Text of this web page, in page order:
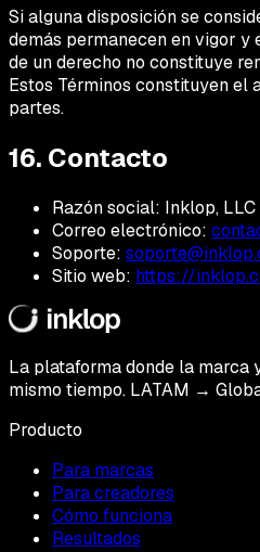
Si alguna disposición se
demás permanecen en vigor y
de un derecho no constituye
Estos Términos constituyen el
partes.
16. Contacto
Razón social: Inklop, LLC
Correo electrónico:
Soporte:
Sitio web: https://
La plataforma donde la marca
mismo tiempo. LATAM →
Producto
Para marcas
Para creadores
Cómo funciona
Resultados